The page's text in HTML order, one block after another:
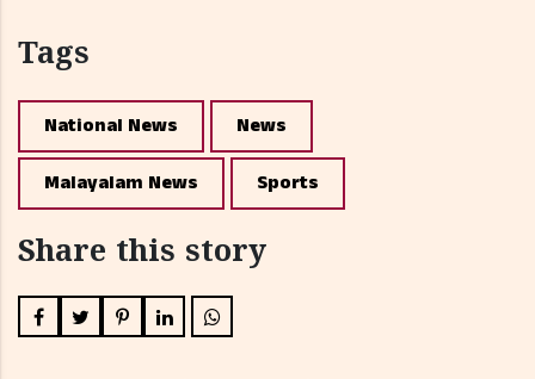
Tags
National News News
Malayalam News Sports
Share this story